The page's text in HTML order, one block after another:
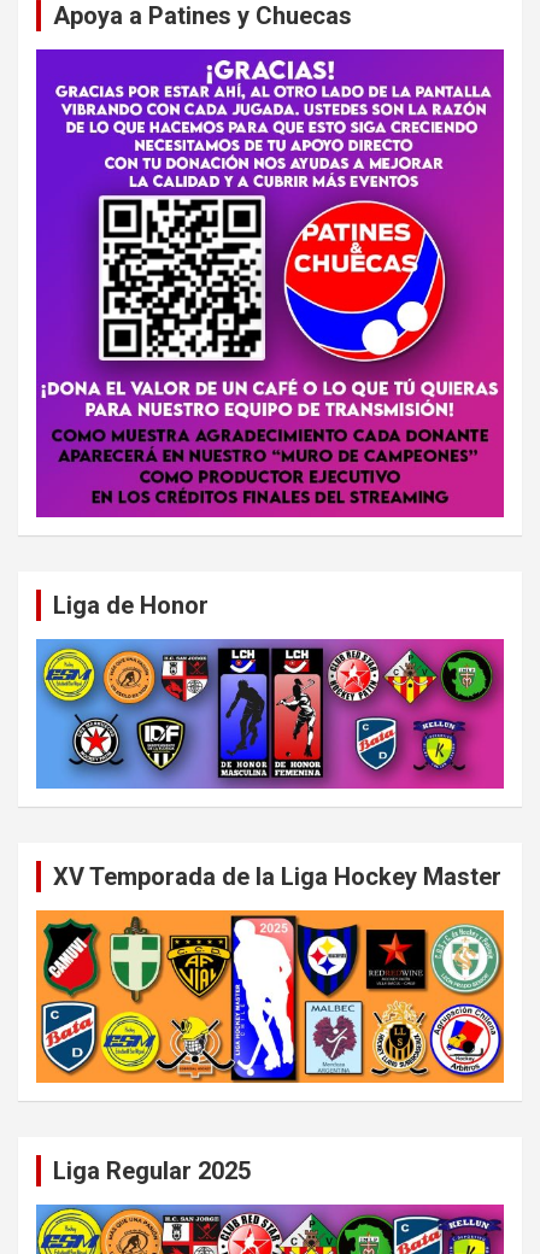
Apoya a Patines y Chuecas
Liga de Honor
XV Temporada de la Liga Hockey Master
Liga Regular 2025